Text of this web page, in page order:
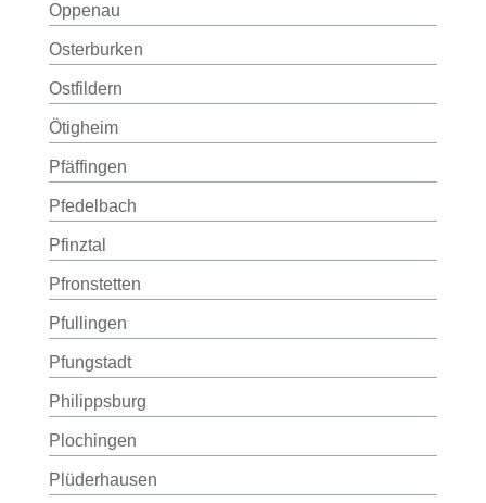
Oppenau
Osterburken
Ostfildern
Ötigheim
Pfäffingen
Pfedelbach
Pfinztal
Pfronstetten
Pfullingen
Pfungstadt
Philippsburg
Plochingen
Plüderhausen